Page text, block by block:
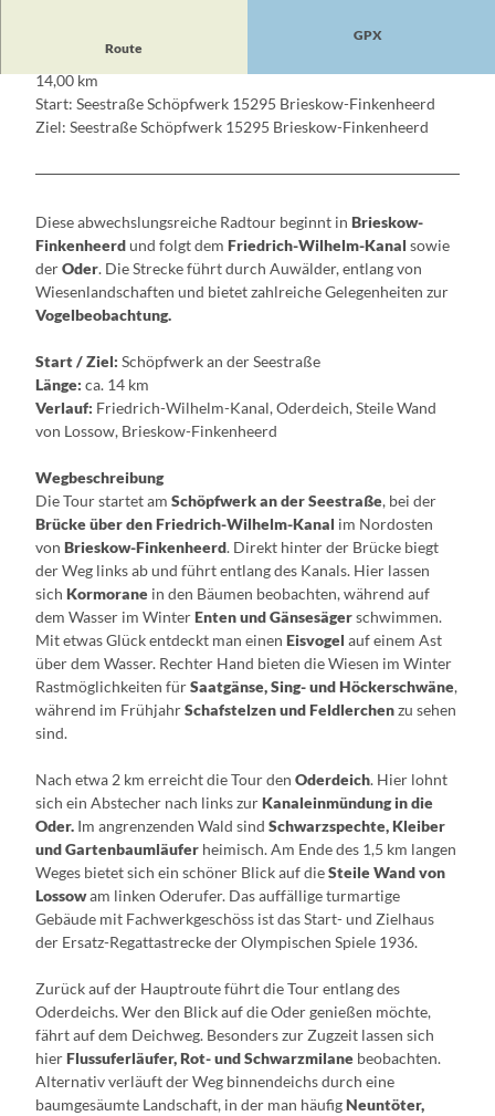
Route
GPX
14,00 km
Start: Seestraße Schöpfwerk 15295 Brieskow-Finkenheerd
Ziel: Seestraße Schöpfwerk 15295 Brieskow-Finkenheerd
Diese abwechslungsreiche Radtour beginnt in Brieskow-
Finkenheerdund folgt dem Friedrich-Wilhelm-Kanal sowie
derOder. Die Strecke führt durch Auwälder, entlang von
Wiesenlandschaften und bietet zahlreiche Gelegenheiten zur
Vogelbeobachtung.
Start / Ziel: Schöpfwerk an der Seestraße
Länge: ca. 14 km
Verlauf: Friedrich-Wilhelm-Kanal, Oderdeich, Steile Wand
von Lossow, Brieskow-Finkenheerd
Wegbeschreibung
Die Tour startet am Schöpfwerk an der Seestraße, bei der
Brücke über den Friedrich-Wilhelm-Kanal im Nordosten
von Brieskow-Finkenheerd. Direkt hinter der Brücke biegt
der Weg links ab und führt entlang des Kanals. Hier lassen
sich Kormorane in den Bäumen beobachten, während auf
dem Wasser im WinterEnten und Gänsesägerschwimmen.
Mit etwas Glück entdeckt man einen Eisvogel auf einem Ast
über dem Wasser. Rechter Hand bieten die Wiesen im Winter
Rastmöglichkeiten fürSaatgänse, Sing- und Höckerschwäne,
während im FrühjahrSchafstelzen und Feldlerchenzu sehen
sind.
Nach etwa 2 km erreicht die Tour den Oderdeich. Hier lohnt
sich ein Abstecher nach links zurKanaleinmündung in die
Oder. Im angrenzenden Wald sind Schwarzspechte, Kleiber
und Gartenbaumläufer heimisch. Am Ende des 1,5 km langen
Weges bietet sich ein schöner Blick auf dieSteile Wand von
Lossowam linken Oderufer. Das auffällige turmartige
Gebäude mit Fachwerkgeschöss ist das Start- und Zielhaus
der Ersatz-Regattastrecke der Olympischen Spiele 1936.
Zurück auf der Hauptroute führt die Tour entlang des
Oderdeichs. Wer den Blick auf die Oder genießen möchte,
fährt auf dem Deichweg. Besonders zur Zugzeit lassen sich
hierFlussuferläufer, Rot- und Schwarzmilane beobachten.
Alternativ verläuft der Weg binnendeichs durch eine
baumgesäumte Landschaft, in der man häufigNeuntöter,